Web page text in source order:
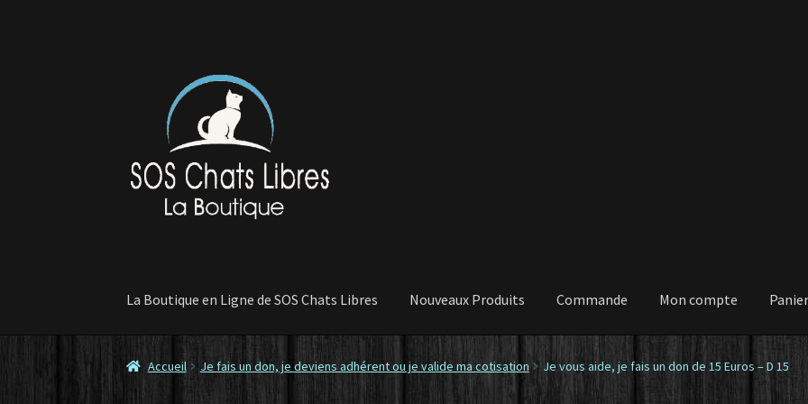
navigation
contenu
La Boutique en Ligne de SOS Chats Libres Nouveaux Produits Commande Mon compte Panier
Contactez-nous
Accueil Je fais un don, je deviens adhérent ou je valide ma cotisation Je vous aide, je fais un don de 15 Euros – D 15